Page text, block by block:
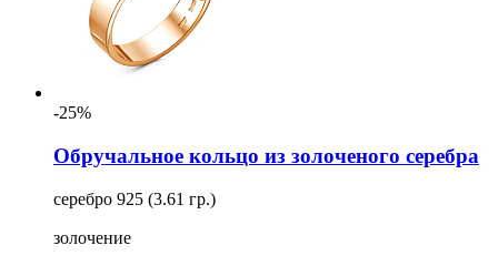
-25%
Обручальное кольцо из золоченого серебра
серебро 925 (3.61 гр.)
золочение